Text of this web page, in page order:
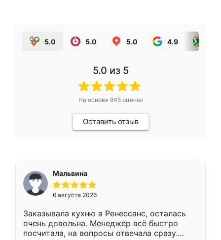
5.0 5.0 5.0 4.9
5.0 из 5
На основе 945оценок
Оставить отзыв
Мальвина
6 августа 2026
Заказывала кухню в Ренессанс, осталась
очень довольна. Менеджер всё быстро
посчитала, на вопросы отвечала сразу.